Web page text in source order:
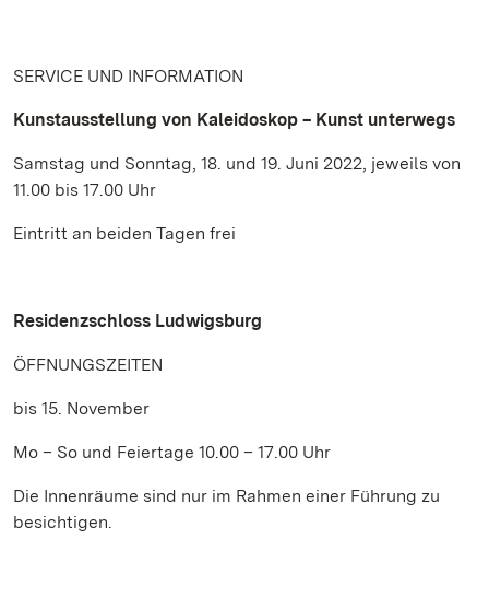
SERVICE UND INFORMATION
Kunstausstellung von Kaleidoskop – Kunst unterwegs
Samstag und Sonntag, 18. und 19. Juni 2022, jeweils von
11.00 bis 17.00 Uhr
Eintritt an beiden Tagen frei
Residenzschloss Ludwigsburg
ÖFFNUNGSZEITEN
bis 15. November
Mo – So und Feiertage 10.00 – 17.00 Uhr
Die Innenräume sind nur im Rahmen einer Führung zu
besichtigen.